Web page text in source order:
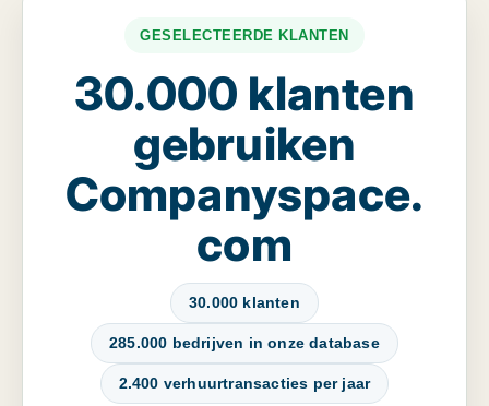
GESELECTEERDE KLANTEN
30.000 klanten
gebruiken
Companyspace.
com
30.000 klanten
285.000 bedrijven in onze database
2.400 verhuurtransacties per jaar